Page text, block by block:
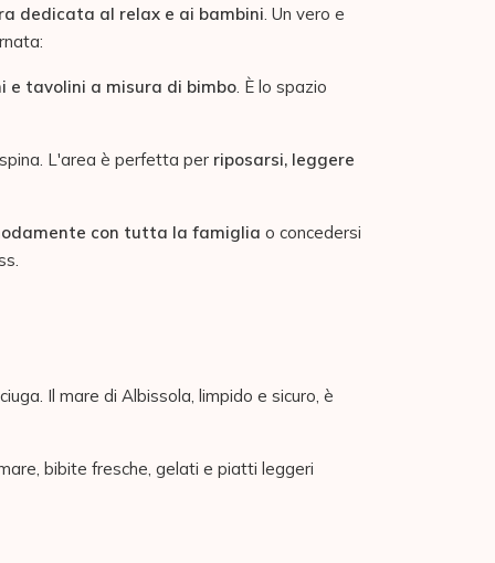
dedicata al relax e ai bambini . Un vero e
tavolini a misura di bimbo . È lo spazio
L'area è perfetta per riposarsi, leggere
con tutta la famiglia o concedersi
Il mare di Albissola, limpido e sicuro, è
bibite fresche, gelati e piatti leggeri